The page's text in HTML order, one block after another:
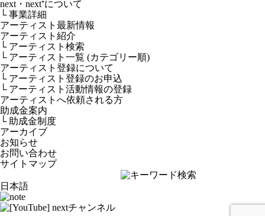
next・next⁺について
└ 事業詳細
アーティスト最新情報
アーティスト紹介
└ アーティスト検索
└ アーティスト一覧 (カテゴリー順)
アーティスト登録について
└ アーティスト登録のお申込
└ アーティスト活動情報の登録
アーティストへ依頼される方
助成金案内
└ 助成金制度
アーカイブ
お知らせ
お問い合わせ
サイトマップ